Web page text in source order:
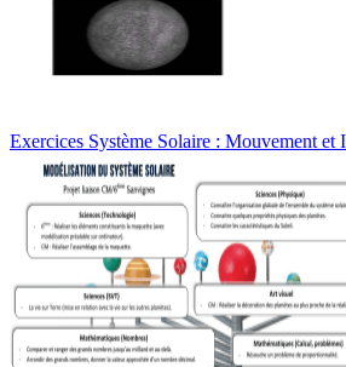
Exercices Système Solaire : Mouvement et